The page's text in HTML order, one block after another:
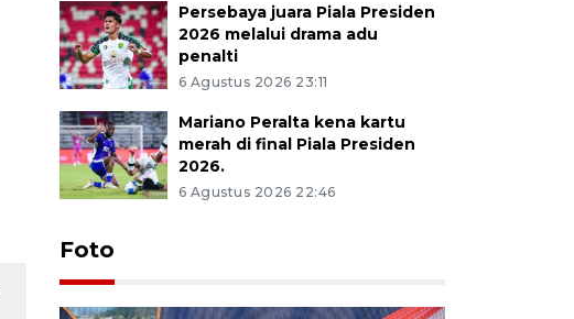
Persebaya juara Piala Presiden
2026 melalui drama adu
penalti
6 Agustus 2026 23:11
Mariano Peralta kena kartu
merah di final Piala Presiden
2026.
6 Agustus 2026 22:46
Foto